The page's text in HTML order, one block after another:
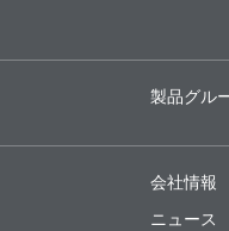
製品グル
会社情報
ニュース